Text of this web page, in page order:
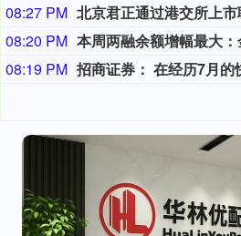
08:27 PM 北京君正通过港交所上
08:20 PM
08:19 PM